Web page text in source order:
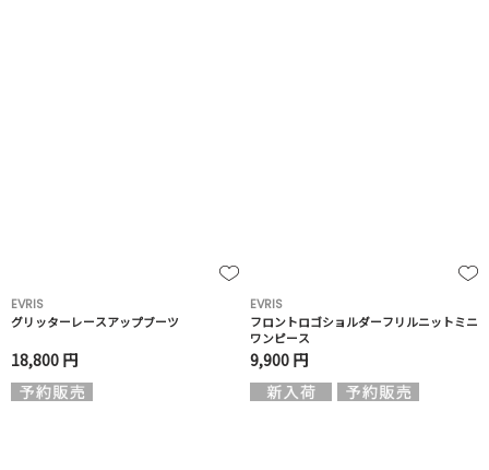
EVRIS
グリッターレースアップブーツ
18,800 円
EVRIS
フロントロゴショルダーフリルニットミニ
ワンピース
9,900 円